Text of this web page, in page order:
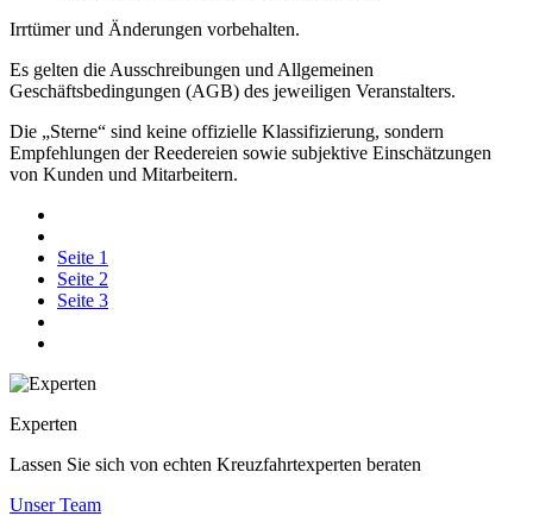
Irrtümer und Änderungen vorbehalten.
Es gelten die Ausschreibungen und Allgemeinen
Geschäftsbedingungen (AGB) des jeweiligen Veranstalters.
Die „Sterne“ sind keine offizielle Klassifizierung, sondern
Empfehlungen der Reedereien sowie subjektive Einschätzungen
von Kunden und Mitarbeitern.
Seite 1
Seite 2
Seite 3
Experten
Lassen Sie sich von echten Kreuzfahrtexperten beraten
Unser Team